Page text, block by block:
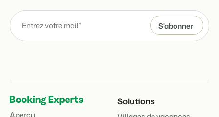
Aperçu
Solutions